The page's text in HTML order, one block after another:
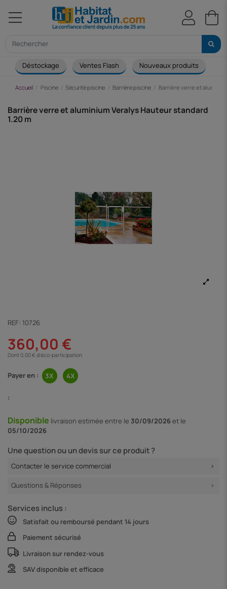
Déstockage Ventes Flash Nouveaux produits
Accueil Piscine Sécurité piscine Barrière piscine Barrière verre et
Barrière verre et aluminium Veralys Hauteur standard
1.20 m
REF: 10726
360,00 €
Dont 0,00 € d'éco-participation
Payer en :
:
Disponible livraison estimée entre le 30/09/2026et le
05/10/2026
Une question ou un devis sur ce produit ?
Contacter le service commercial
Questions & Réponses
Services inclus :
Satisfait ou remboursé pendant 14 jours
Paiement sécurisé
Livraison sur rendez-vous
SAV disponible et efficace